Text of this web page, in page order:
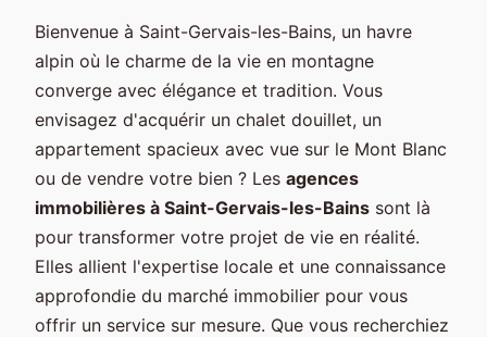
Bienvenue à Saint-Gervais-les-Bains, un havre
alpin où le charme de la vie en montagne
converge avec élégance et tradition. Vous
envisagez d'acquérir un chalet douillet, un
appartement spacieux avec vue sur le Mont Blanc
ou de vendre votre bien ? Les agences
immobilières à Saint-Gervais-les-Bains sont là
pour transformer votre projet de vie en réalité.
Elles allient l'expertise locale et une connaissance
approfondie du marché immobilier pour vous
offrir un service sur mesure. Que vous recherchiez